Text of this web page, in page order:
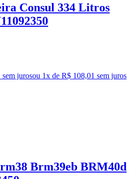
Consul 334 Litros
jurosou 1x de R$ 108,01 sem juros
Brm39eb BRM40d